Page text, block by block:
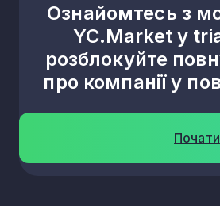
Ознайомтесь з
YC.Market у
розблокуйте
про компанії у
Почати